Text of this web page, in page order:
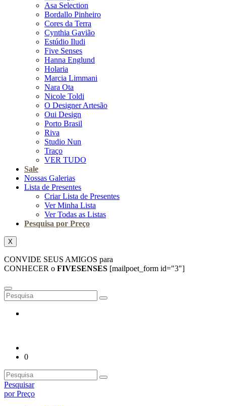
Asa Selection
Bordallo Pinheiro
Cores da Terra
Cynthia Gavião
Estúdio Iludi
Five Senses
Hanna Englund
Holaria
Marcia Limmani
Nara Ota
Nicole Toldi
O Designer Artesão
Oui Design
Porto Brasil
Riva
Studio Nun
Traço
VER TUDO
Sale
Nossas Galerias
Lista de Presentes
Criar Lista de Presentes
Ver Minha Lista
Ver Todas as Listas
Pesquisa por Preço
X
CONVIDE SEUS AMIGOS para
CONHECER o FIVESENSES [mailpoet_form id="3"]
0
Pesquisar
por Preço